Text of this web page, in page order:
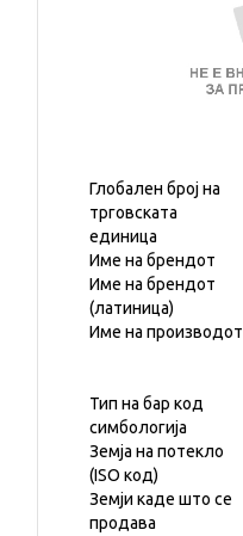
Глобален број на
трговската
единица
Име на брендот
Име на брендот
(латиница)
Име на производот
Тип на бар код
симбологија
Земја на потекло
(ISO код)
Земји каде што се
продава